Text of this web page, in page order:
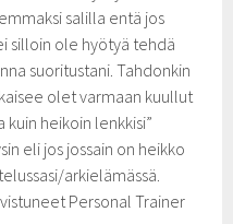
salilla entä jos
silloin ole hyötyä tehdä
suoritustani. Tahdonkin
olet varmaan kuullut
heikoin lenkkisi”
eli jos jossain on heikko
arkielämässä.
Personal Trainer